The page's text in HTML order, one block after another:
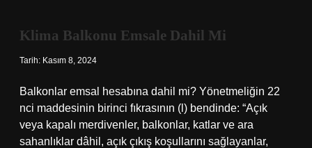
Klima Balkonu Emsale Dahil Mi
Tarih: Kasım 8, 2024
Balkonlar emsal hesabına dahil mi? Yönetmeliğin 22
nci maddesinin birinci fıkrasının (l) bendinde: “Açık
veya kapalı merdivenler, balkonlar, katlar ve ara
sahanlıklar dâhil, açık çıkış koşullarını sağlayanlar,